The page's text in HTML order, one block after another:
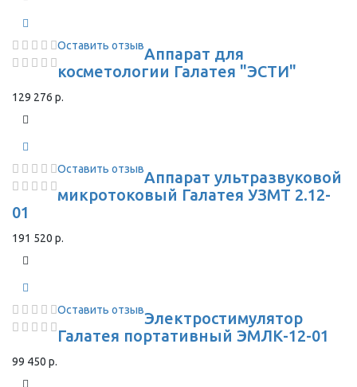
Оставить отзывАппарат для
косметологии Галатея "ЭСТИ"
129 276 р.
Оставить отзывАппарат ультразвуковой
микротоковый Галатея УЗМТ 2.12-
01
191 520 р.
Оставить отзывЭлектростимулятор
Галатея портативный ЭМЛК-12-01
99 450 р.